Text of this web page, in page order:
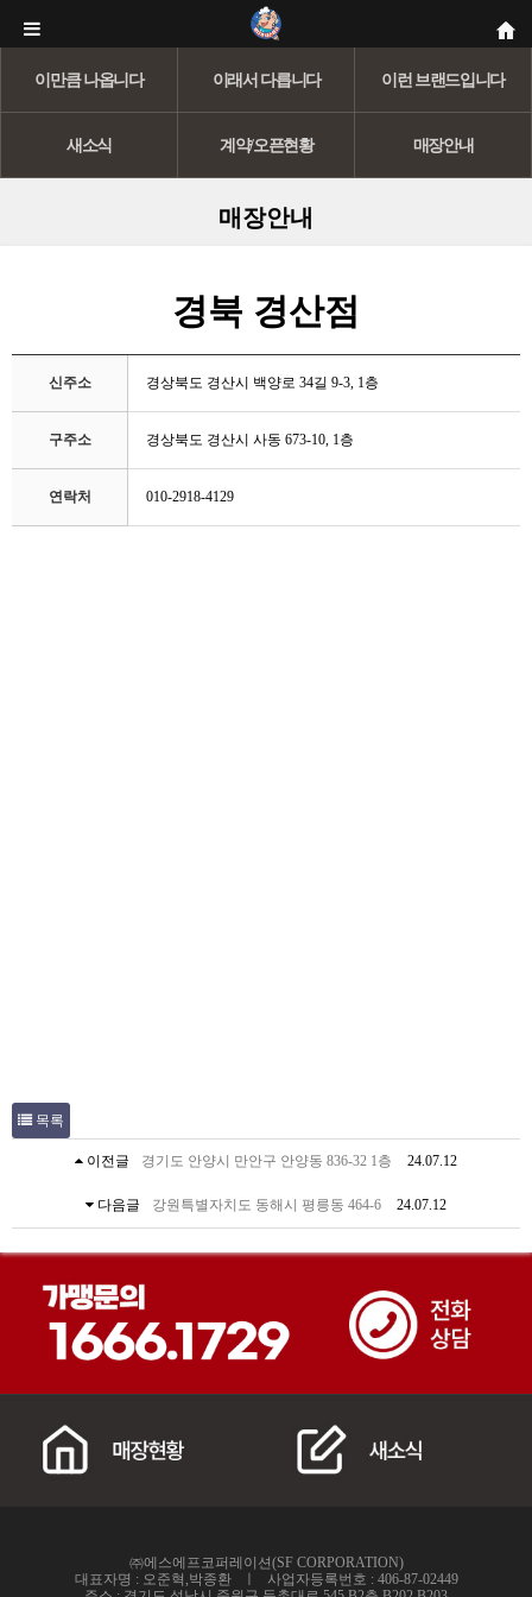
이만큼 나옵니다 이래서 다릅니다 이런 브랜드입니다
새소식 계약/오픈현황 매장안내
매장안내
경북 경산점
신주소 경상북도 경산시 백양로 34길 9-3, 1층
구주소 경상북도 경산시 사동 673-10, 1층
연락처 010-2918-4129
목록
이전글 경기도 안양시 만안구 안양동 836-32 1층 24.07.12
다음글 강원특별자치도 동해시 평릉동 464-6 24.07.12
㈜에스에프코퍼레이션(SF CORPORATION)
대표자명 : 오준혁,박종환 ㅣ 사업자등록번호 : 406-87-02449